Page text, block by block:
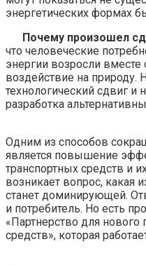
энергетических формах
Почему произошел
что человеческие
энергии возросли
воздействие на природу.
технологический сдвиг и
разработка
Одним из способов
является повышение
транспортных средств и
возникает вопрос, какая
станет доминирующей.
и потребитель. Но есть
«Партнерство для нового
средств», которая